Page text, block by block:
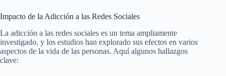
Impacto de la Adicción a las Redes Sociales
La adicción a las redes sociales es un tema ampliamente
investigado, y los estudios han explorado sus efectos en varios
aspectos de la vida de las personas. Aquí algunos hallazgos
clave: